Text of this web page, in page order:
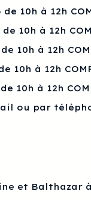
10h à 12h
10h à 12h
10h à 12h
10h à 12h
10h à 12h
ou par
et Balthazar